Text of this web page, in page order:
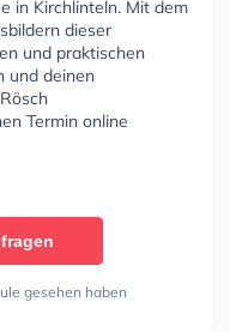
in Kirchlinteln. Mit dem
dieser
und praktischen
und deinen
Termin online
gesehen haben